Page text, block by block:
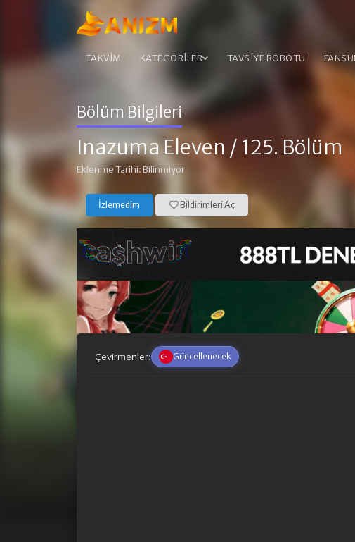
TAKVİM KATEGORİLER TAVSİYE ROBOTU
Bölüm Bilgileri
Inazuma Eleven / 125. Bölüm
Eklenme Tarihi: Bilinmiyor
İzlemedim Bildirimleri Aç
Çevirmenler: Güncellenecek